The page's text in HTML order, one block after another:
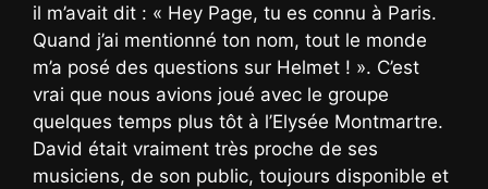
il m’avait dit : « Hey Page, tu es connu à Paris.
Quand j’ai mentionné ton nom, tout le monde
m’a posé des questions sur Helmet ! ». C’est
vrai que nous avions joué avec le groupe
quelques temps plus tôt à l’Elysée Montmartre.
David était vraiment très proche de ses
musiciens, de son public, toujours disponible et